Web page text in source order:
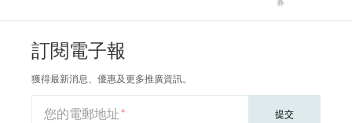
券
訂閱電子報
獲得最新消息、優惠及更多推廣資訊。
您的電郵地址 提交